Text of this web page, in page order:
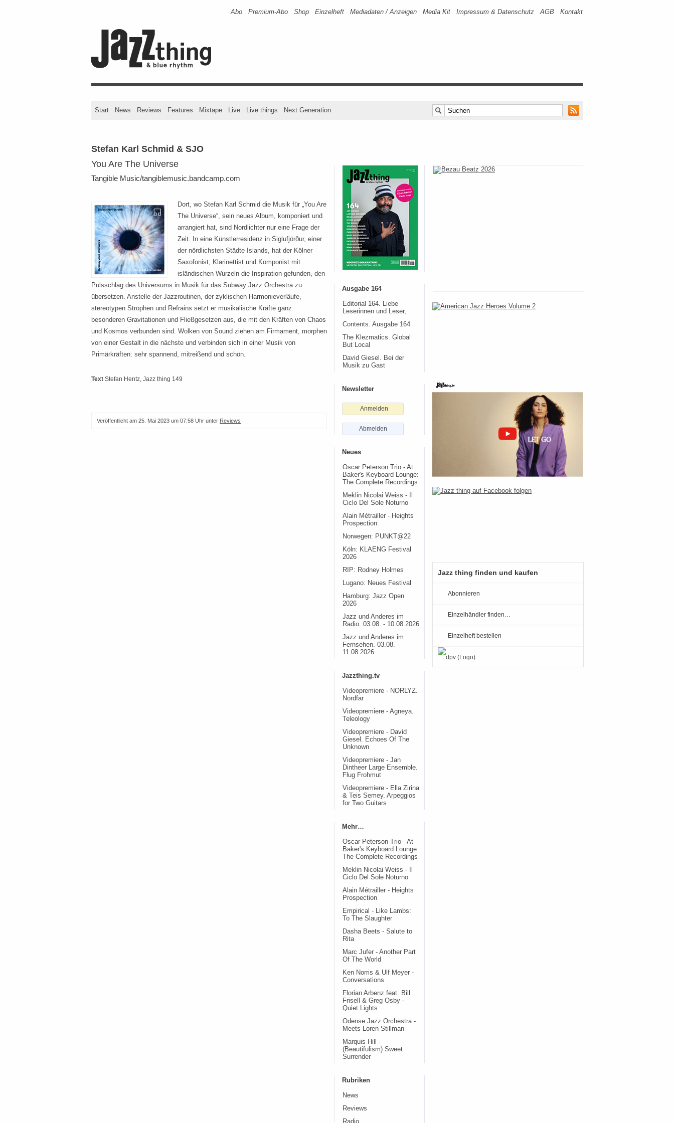
Abo Premium-Abo Shop Einzelheft Mediadaten / Anzeigen Media Kit Impressum & Datenschutz AGB Kontakt
Start News Reviews Features Mixtape Live Live things Next Generation
Stefan Karl Schmid & SJO
You Are The Universe
Tangible Music/tangiblemusic.bandcamp.com
Dort, wo Stefan Karl Schmid die Musik für „You Are
The Universe“, sein neues Album, komponiert und
arrangiert hat, sind Nordlichter nur eine Frage der
Zeit. In eine Künstlerresidenz in Siglufjörður, einer
der nördlichsten Städte Islands, hat der Kölner
Saxofonist, Klarinettist und Komponist mit
isländischen Wurzeln die Inspiration gefunden, den
Pulsschlag des Universums in Musik für das Subway Jazz Orchestra zu
übersetzen. Anstelle der Jazzroutinen, der zyklischen Harmonieverläufe,
stereotypen Strophen und Refrains setzt er musikalische Kräfte ganz
besonderen Gravitationen und Fließgesetzen aus, die mit den Kräften von Chaos
und Kosmos verbunden sind. Wolken von Sound ziehen am Firmament, morphen
von einer Gestalt in die nächste und verbinden sich in einer Musik von
Primärkräften: sehr spannend, mitreißend und schön.
Text Stefan Hentz, Jazz thing 149
Veröffentlicht am 25. Mai 2023 um 07:58 Uhr unter Reviews
Ausgabe 164
Editorial 164. Liebe
Leserinnen und Leser,
Contents. Ausgabe 164
The Klezmatics. Global
But Local
David Giesel. Bei der
Musik zu Gast
Newsletter
Anmelden
Abmelden
Neues
Oscar Peterson Trio - At
Baker's Keyboard Lounge:
The Complete Recordings
Meklin Nicolai Weiss - Il
Ciclo Del Sole Noturno
Alain Métrailler - Heights
Prospection
Norwegen: PUNKT@22
Köln: KLAENG Festival
2026
RIP: Rodney Holmes
Lugano: Neues Festival
Hamburg: Jazz Open
2026
Jazz und Anderes im
Radio. 03.08. - 10.08.2026
Jazz und Anderes im
Fernsehen. 03.08. -
11.08.2026
Jazzthing.tv
Videopremiere - NORLYZ.
Nordfar
Videopremiere - Agneya.
Teleology
Videopremiere - David
Giesel. Echoes Of The
Unknown
Videopremiere - Jan
Dintheer Large Ensemble.
Flug Frohmut
Videopremiere - Ella Zirina
& Teis Semey. Arpeggios
for Two Guitars
Mehr…
Oscar Peterson Trio - At
Baker's Keyboard Lounge:
The Complete Recordings
Meklin Nicolai Weiss - Il
Ciclo Del Sole Noturno
Alain Métrailler - Heights
Prospection
Empirical - Like Lambs:
To The Slaughter
Dasha Beets - Salute to
Rita
Marc Jufer - Another Part
Of The World
Ken Norris & Ulf Meyer -
Conversations
Florian Arbenz feat. Bill
Frisell & Greg Osby -
Quiet Lights
Odense Jazz Orchestra -
Meets Loren Stillman
Marquis Hill -
(Beautifulism) Sweet
Surrender
Rubriken
News
Reviews
Radio
Jazz thing finden und kaufen
Abonnieren
Einzelhändler finden…
Einzelheft bestellen